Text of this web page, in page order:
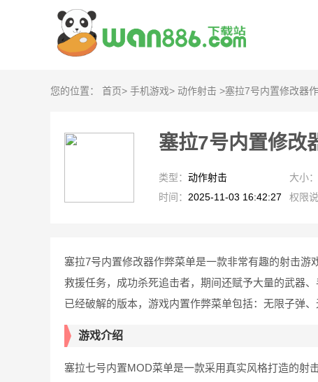
您的位置： 首页> 手机游戏> 动作射击 >塞拉7号内置修改器
塞拉7号内置修改
类型： 动作射击 大小：
时间： 2025-11-03 16:42:27 权限说
塞拉7号内置修改器作弊菜单是一款非常有趣的射击
救援任务，成功杀死追击者，期间还赋予大量的武器
已经破解的版本，游戏内置作弊菜单包括：无限子弹
游戏介绍
塞拉七号内置MOD菜单是一款采用真实风格打造的射